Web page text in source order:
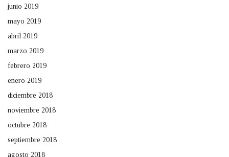
junio 2019
mayo 2019
abril 2019
marzo 2019
febrero 2019
enero 2019
diciembre 2018
noviembre 2018
octubre 2018
septiembre 2018
agosto 2018